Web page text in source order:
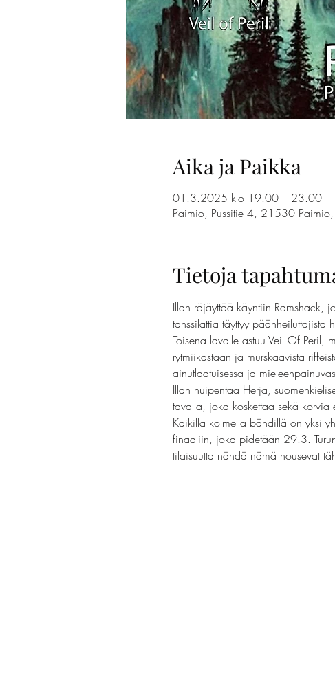
Aika ja Paikka
01.3.2025 klo 19.00 – 23.00
Paimio, Pussitie 4, 21530 Paimio,
Tietoja
Illan räjäyttää käyntiin Ramshack,
tanssilattia täyttyy päänheiluttajista
Toisena lavalle astuu Veil Of Peril,
rytmiikastaan ja murskaavista
ainutlaatuisessa ja
Illan huipentaa Herja,
tavalla, joka koskettaa sekä korvia
Kaikilla kolmella bändillä on yksi
finaaliin, joka pidetään 29.3.
tilaisuutta nähdä nämä nousevat